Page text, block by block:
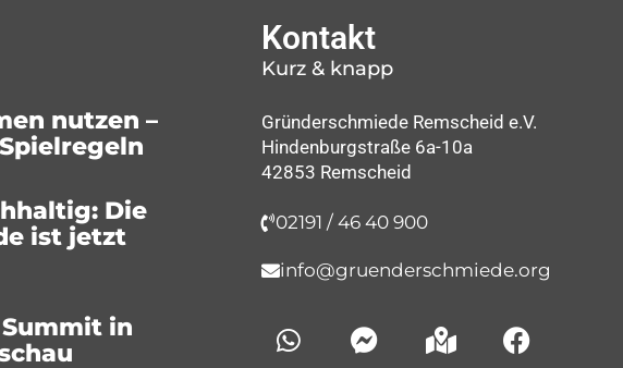
nutzen –
Die
ist jetzt
in
Kontakt
Kurz & knapp
Gründerschmiede Remscheid e.V.
Hindenburgstraße 6a-10a
42853 Remscheid
02191 / 46 40 900
info@gruenderschmiede.org